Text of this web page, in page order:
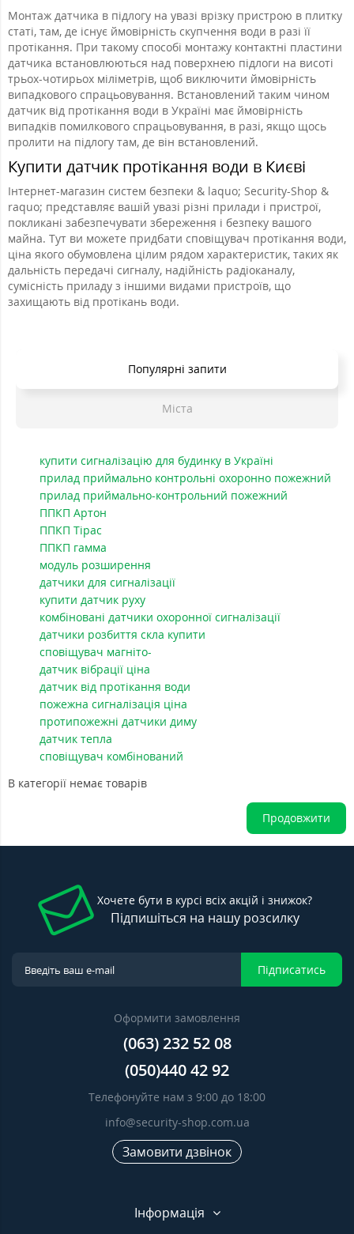
Монтаж датчика в підлогу на увазі врізку пристрою в плитку
статі, там, де існує ймовірність скупчення води в разі її
протікання. При такому способі монтажу контактні пластини
датчика встановлюються над поверхнею підлоги на висоті
трьох-чотирьох міліметрів, щоб виключити ймовірність
випадкового спрацьовування. Встановлений таким чином
датчик від протікання води в Україні має ймовірність
випадків помилкового спрацьовування, в разі, якщо щось
пролити на підлогу там, де він встановлений.
Купити датчик протікання води в Києві
Інтернет-магазин систем безпеки & laquo; Security-Shop &
raquo; представляє вашій увазі різні прилади і пристрої,
покликані забезпечувати збереження і безпеку вашого
майна. Тут ви можете придбати сповіщувач протікання води,
ціна якого обумовлена ​​цілим рядом характеристик, таких як
дальність передачі сигналу, надійність радіоканалу,
сумісність приладу з іншими видами пристроїв, що
захищають від протікань води.
Популярні запити
Міста
купити сигналізацію для будинку в Україні
прилад приймально контрольні охоронно пожежний
прилад приймально-контрольний пожежний
ППКП Артон
ППКП Тірас
ППКП гамма
модуль розширення
датчики для сигналізації
купити датчик руху
комбіновані датчики охоронної сигналізації
датчики розбиття скла купити
сповіщувач магніто-
датчик вібрації ціна
датчик від протікання води
пожежна сигналізація ціна
протипожежні датчики диму
датчик тепла
сповіщувач комбінований
В категорії немає товарів
Продовжити
Хочете бути в курсі всіх акцій і знижок?
Підпишіться на нашу розсилку
Підписатись
Оформити замовлення
(063) 232 52 08
(050)440 42 92
Телефонуйте нам з 9:00 до 18:00
info@security-shop.com.ua
Замовити дзвінок
Інформація